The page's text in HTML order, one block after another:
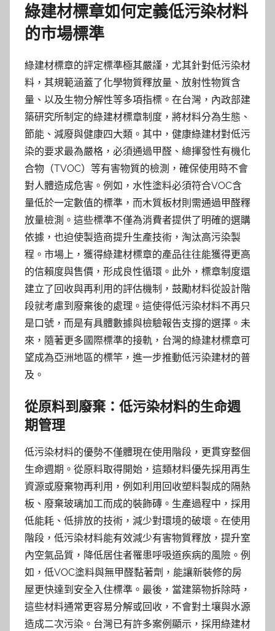
綠建材標章如何定義低污染材料
的市場標準
綠建材標章的評定標準極其嚴謹，尤其針對低污染材
料，其規範涵蓋了化學物質釋放量、放射性物質含
量、以及生物分解性等多項指標。在台灣，內政部建
築研究所制定的綠建材標章制度，將材料分為生態、
節能、減廢與健康四大類。其中，健康綠建材對低污
染的要求最為嚴格，必須通過甲醛、總揮發性有機化
合物（TVOC）等有害物質的檢測，確保使用時不會
對人體造成危害。例如，水性塗料必須符合VOC含
量低於一定數值的標準，而木質板材則需通過甲醛釋
放量檢測。這些標準不僅為消費者提供了明確的選購
依據，也迫使製造商提升生產技術，淘汰高污染製
程。市場上，獲得綠建材標章的產品往往能獲得更高
的信賴度與售價，形成良性循環。此外，標章制度還
建立了回收與再利用的評估機制，鼓勵材料從設計階
段就考慮到廢棄後的處理。這使得低污染材料不再只
是口號，而是有具體數據與檢驗報告支撐的選擇。未
來，隨著更多國際標準的接軌，台灣的綠建材標章可
望成為亞洲地區的標竿，進一步推動低污染建材的普
及。
從原料到廢棄：低污染材料的生命週
期管理
低污染材料的優勢不僅體現在使用階段，更貫穿整個
生命週期。從原料取得開始，這類材料優先採用再生
資源或廢棄物再利用，例如利用回收塑料製成的隔熱
板、廢棄玻璃加工而成的裝飾磚。生產過程中，採用
低能耗、低排放的技術，減少對環境的破壞。在使用
階段，低污染材料能有效減少有害物質釋放，提升室
內空氣品質，降低居住者罹患呼吸道疾病的風險。例
如，低VOC塗料與無甲醛黏著劑，能讓新裝修的房
屋更快達到安全入住標準。最後，當建築物拆除時，
這些材料通常更容易分解或回收，不會對土壤與水源
造成二次污染。台灣已有許多案例顯示，採用綠建材